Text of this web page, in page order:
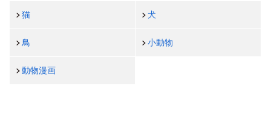
猫 犬
鳥 小動物
動物漫画